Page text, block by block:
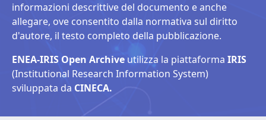
informazioni descrittive del documento e anche
allegare, ove consentito dalla normativa sul diritto
d'autore, il testo completo della pubblicazione.
ENEA-IRIS Open Archive utilizza la piattaforma IRIS
(Institutional Research Information System)
sviluppata da CINECA.